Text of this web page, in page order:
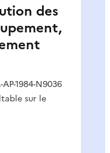
des
1984-N9036
sur le